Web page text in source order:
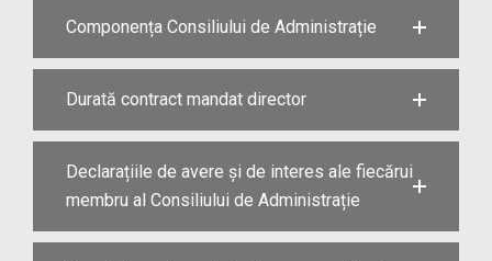
Componența Consiliului de Administrație
Durată contract mandat director
Declarațiile de avere și de interes ale fiecărui
membru al Consiliului de Administrație